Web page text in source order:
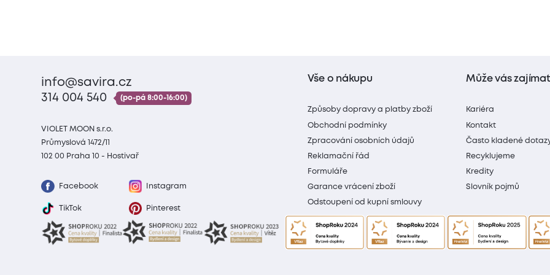
info@savira.cz
314 004 540
(po-pá 8:00-16:00)
VIOLET MOON s.r.o.
Průmyslová 1472/11
102 00 Praha 10 - Hostivař
Facebook Instagram
TikTok Pinterest
Vše o nákupu
Způsoby dopravy a platby zboží
Obchodní podmínky
Zpracování osobních údajů
Reklamační řád
Formuláře
Garance vrácení zboží
Odstoupení od kupní smlouvy
Může vás zajímat
Kariéra
Kontakt
Často kladené
Recyklujeme
Kredity
Slovník pojmů